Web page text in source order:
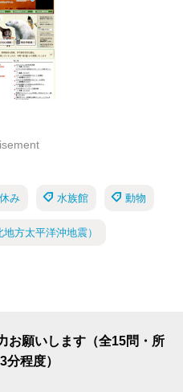
み 水族館 動物
方太平洋沖地震）
お願いします（全15問・所
分程度）